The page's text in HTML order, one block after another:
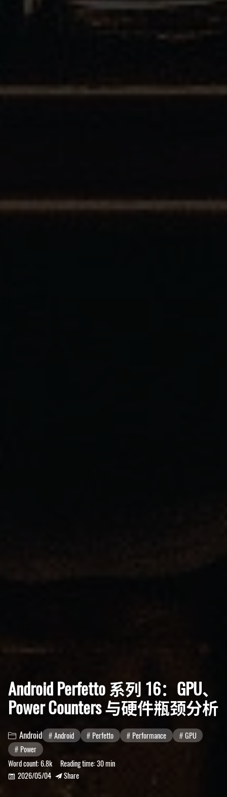
Android Perfetto 系列 16：GPU、
Power Counters 与硬件瓶颈分析
 Android Android Perfetto Performance
GPU
Power
Word count:6.8k Reading time:30 min
 2026/05/04  Share